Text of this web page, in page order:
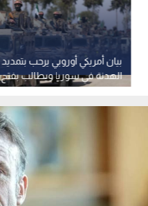
بيان أمريكي أوروبي يرحب بتمديد
الهدنة في سوريا ويطالب بفتح
ممرات إنسانية